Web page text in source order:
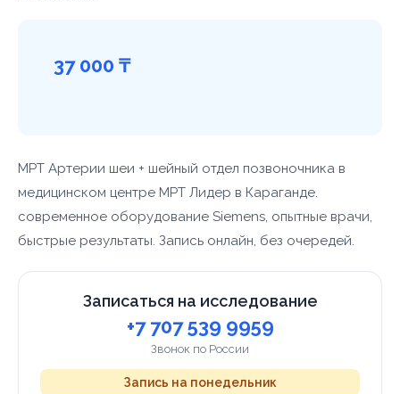
37 000 ₸
МРТ Артерии шеи + шейный отдел позвоночника в
медицинском центре МРТ Лидер в Караганде.
современное оборудование Siemens, опытные врачи,
быстрые результаты. Запись онлайн, без очередей.
Записаться на исследование
+7 707 539 9959
Звонок по России
Запись на понедельник